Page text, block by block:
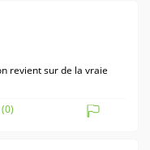
revient sur de la vraie